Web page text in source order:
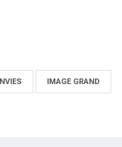
IMAGE GRAND